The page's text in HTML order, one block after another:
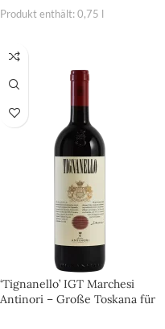
Produkt enthält: 0,75
‘Tignanello’ IGT Marchesi
Antinori – Große Toskana für